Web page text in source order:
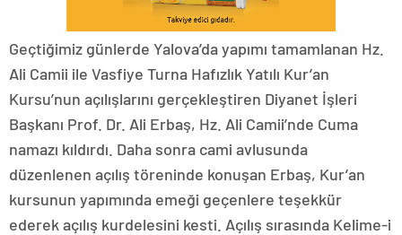
Geçtiğimiz günlerde Yalova’da yapımı tamamlanan Hz.
Ali Camii ile Vasfiye Turna Hafızlık Yatılı Kur’an
Kursu’nun açılışlarını gerçekleştiren Diyanet İşleri
Başkanı Prof. Dr. Ali Erbaş, Hz. Ali Camii’nde Cuma
namazı kıldırdı. Daha sonra cami avlusunda
düzenlenen açılış töreninde konuşan Erbaş, Kur’an
kursunun yapımında emeği geçenlere teşekkür
ederek açılış kurdelesini kesti. Açılış sırasında Kelime-i